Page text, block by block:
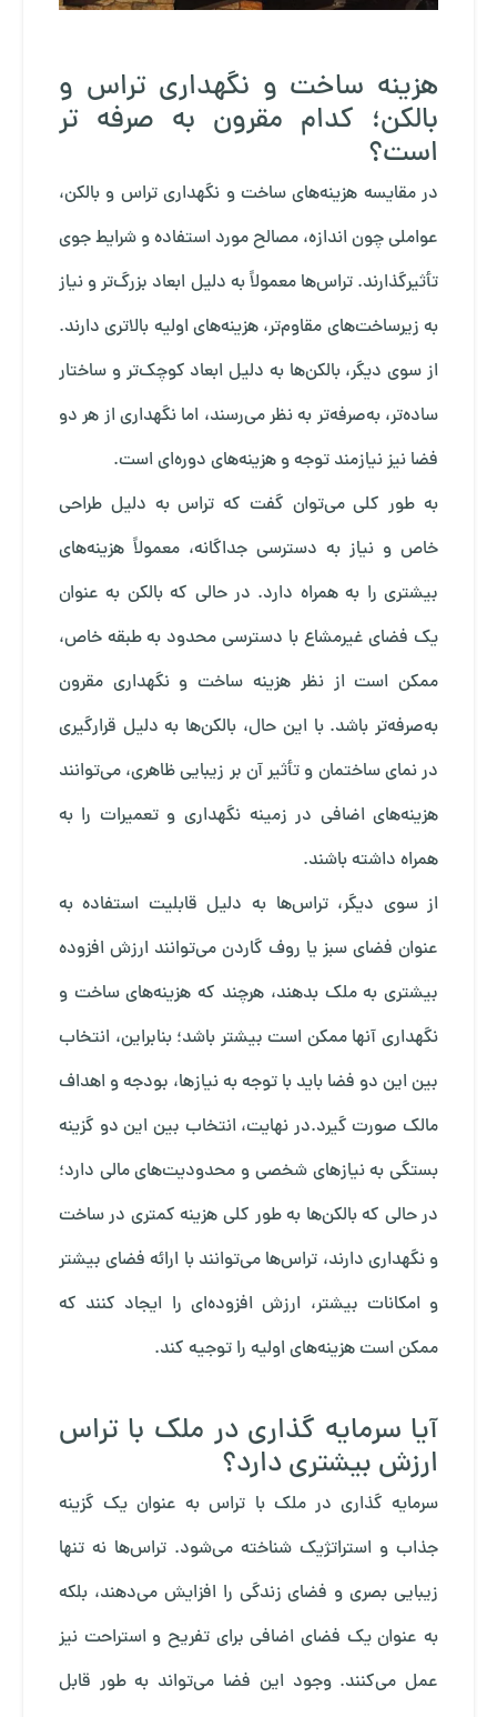
هزینه ساخت و نگهداری تراس و
بالکن؛ کدام مقرون به صرفه تر
است؟
در مقایسه هزینه‌های ساخت و نگهداری تراس و بالکن،
عواملی چون اندازه، مصالح مورد استفاده و شرایط جوی
تأثیرگذارند. تراس‌ها معمولاً به دلیل ابعاد بزرگ‌تر و نیاز
به زیرساخت‌های مقاوم‌تر، هزینه‌های اولیه بالاتری دارند.
از سوی دیگر، بالکن‌ها به دلیل ابعاد کوچک‌تر و ساختار
ساده‌تر، به‌صرفه‌تر به نظر می‌رسند، اما نگهداری از هر دو
فضا نیز نیازمند توجه و هزینه‌های دوره‌ای است.
به طور کلی می‌توان گفت که تراس به دلیل طراحی
خاص و نیاز به دسترسی جداگانه، معمولاً هزینه‌های
بیشتری را به همراه دارد. در حالی که بالکن به عنوان
یک فضای غیرمشاع با دسترسی محدود به طبقه خاص،
ممکن است از نظر هزینه ساخت و نگهداری مقرون
به‌صرفه‌تر باشد. با این حال، بالکن‌ها به دلیل قرارگیری
در نمای ساختمان و تأثیر آن بر زیبایی ظاهری، می‌توانند
هزینه‌های اضافی در زمینه نگهداری و تعمیرات را به
همراه داشته باشند.
از سوی دیگر، تراس‌ها به دلیل قابلیت استفاده به
عنوان فضای سبز یا روف گاردن می‌توانند ارزش افزوده
بیشتری به ملک بدهند، هرچند که هزینه‌های ساخت و
نگهداری آنها ممکن است بیشتر باشد؛ بنابراین، انتخاب
بین این دو فضا باید با توجه به نیازها، بودجه و اهداف
مالک صورت گیرد.در نهایت، انتخاب بین این دو گزینه
بستگی به نیازهای شخصی و محدودیت‌های مالی دارد؛
در حالی که بالکن‌ها به طور کلی هزینه کمتری در ساخت
و نگهداری دارند، تراس‌ها می‌توانند با ارائه فضای بیشتر
و امکانات بیشتر، ارزش افزوده‌ای را ایجاد کنند که
ممکن است هزینه‌های اولیه را توجیه کند.
آیا سرمایه گذاری در ملک با تراس
ارزش بیشتری دارد؟
سرمایه‌ گذاری در ملک با تراس به عنوان یک گزینه
جذاب و استراتژیک شناخته می‌شود. تراس‌ها نه تنها
زیبایی بصری و فضای زندگی را افزایش می‌دهند، بلکه
به عنوان یک فضای اضافی برای تفریح و استراحت نیز
عمل می‌کنند. وجود این فضا می‌تواند به طور قابل